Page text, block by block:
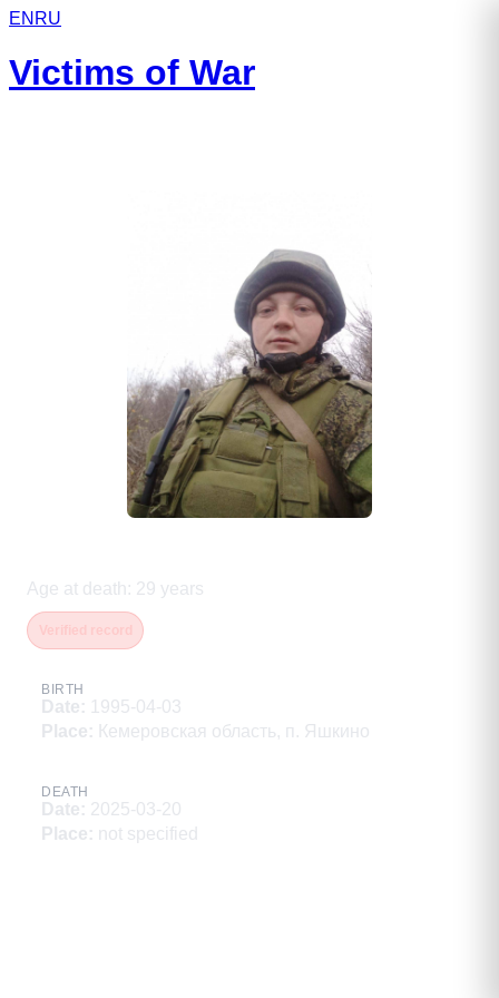
EN RU
Victims of War
Age at death : 29 years
BIRTH
Date: 1995-04-03
Place: Кемеровская область, п. Яшкино
DEATH
Date: 2025-03-20
Place: not specified